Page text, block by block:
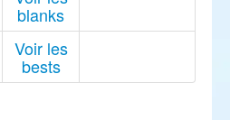
blanks
Voir les
bests